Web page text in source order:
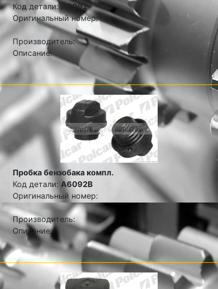
Код детали: A6092
Оригинальный номер:
Производитель:
Описание:
Пробка бензобака компл.
Код детали: A6092B
Оригинальный номер:
Производитель:
Описание: